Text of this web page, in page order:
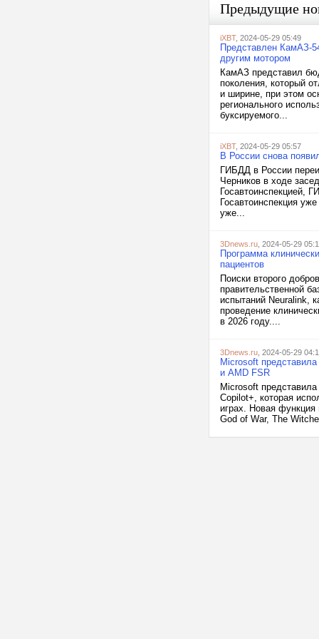
Предыдущие
iXBT, 2024-05-29 05:49
Представлен КамАЗ-
другим мотором
КамАЗ представил
поколения, который
и ширине, при этом
регионального
буксируемого...
iXBT, 2024-05-29 05:57
В России снова
ГИБДД в России
Черников в ходе
Госавтоинспекцией,
Госавтоинспекция
уже...
3Dnews.ru , 2024-05-29
Программа
пациентов
Поиски второго
правительственной
испытаний Neuralink,
проведение
в 2026 году....
3Dnews.ru , 2024-05-29
Microsoft
и AMD FSR
Microsoft
Copilot+, которая
играх. Новая
God of War, The